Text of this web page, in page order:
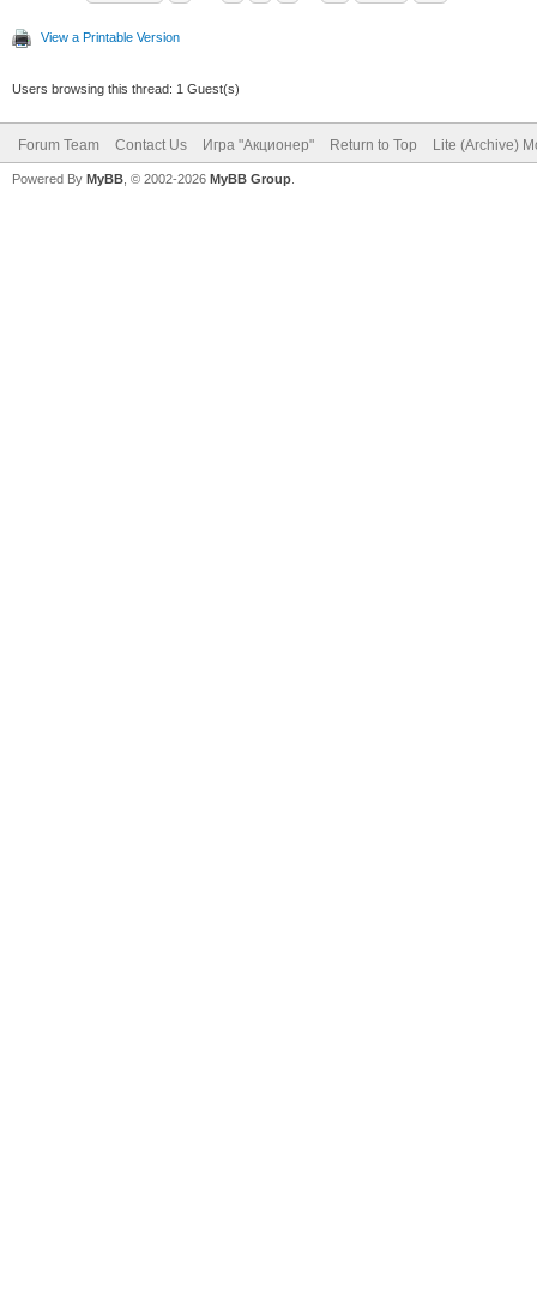
View a Printable Version
Users browsing this thread: 1 Guest(s)
Forum Team Contact Us Игра "Акционер" Return to Top Lite (Archive)
Powered By MyBB , © 2002-2026 MyBB Group